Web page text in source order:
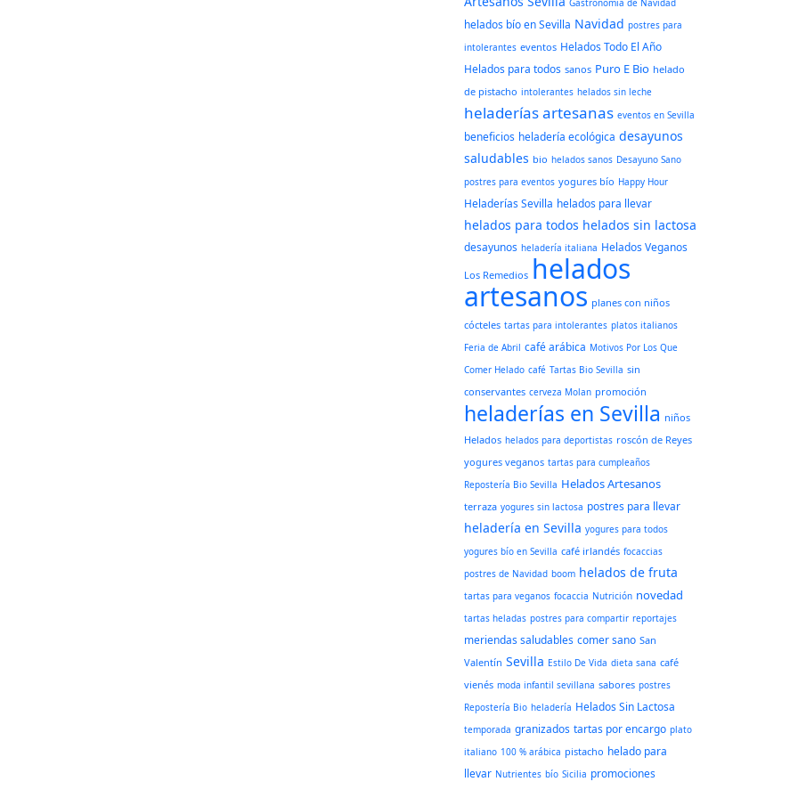
Gastronomía de Navidad
helados bío en Sevilla Navidad postres para
intolerantes eventos Helados Todo El Año
Helados para todos sanos Puro E Bio helado
de pistacho intolerantes helados sin leche
heladerías artesanas eventos en Sevilla
beneficios heladería ecológica desayunos
saludables bio helados sanos Desayuno Sano
postres para eventos yogures bío Happy Hour
Heladerías Sevilla helados para llevar
helados para todos helados sin lactosa
desayunos heladería italiana Helados Veganos
Los Remedios helados
artesanos planes con niños
cócteles tartas para intolerantes platos italianos
Feria de Abril café arábica Motivos Por Los Que
Comer Helado café Tartas Bio Sevilla sin
conservantes cerveza Molan promoción
heladerías en Sevilla niños
Helados helados para deportistas roscón de Reyes
yogures veganos tartas para cumpleaños
Repostería Bio Sevilla Helados Artesanos
terraza yogures sin lactosa postres para llevar
heladería en Sevilla yogures para todos
yogures bío en Sevilla café irlandés focaccias
postres de Navidad boom helados de fruta
tartas para veganos focaccia Nutrición novedad
tartas heladas postres para compartir reportajes
meriendas saludables comer sano San
Valentín Sevilla Estilo De Vida dieta sana café
vienés moda infantil sevillana sabores postres
Repostería Bio heladería Helados Sin Lactosa
temporada granizados tartas por encargo plato
italiano 100 % arábica pistacho helado para
llevar Nutrientes bío Sicilia promociones